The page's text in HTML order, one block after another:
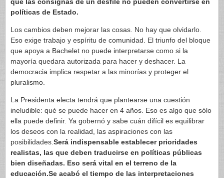
políticas de Estado.
Los cambios deben mejorar las cosas. No hay que olvidarlo.
Eso exige trabajo y espíritu de comunidad. El triunfo del bloque
que apoya a Bachelet no puede interpretarse como si la
mayoría quedara autorizada para hacer y deshacer. La
democracia implica respetar a las minorías y proteger el
pluralismo.
La Presidenta electa tendrá que plantearse una cuestión
ineludible: qué se puede hacer en 4 años. Eso es algo que sólo
ella puede definir. Ya gobernó y sabe cuán difícil es equilibrar
los deseos con la realidad, las aspiraciones con las
posibilidades. Será indispensable establecer prioridades
realistas, las que deben traducirse en políticas públicas
bien diseñadas. Eso será vital en el terreno de la
educación.Se acabó el tiempo de las interpretaciones